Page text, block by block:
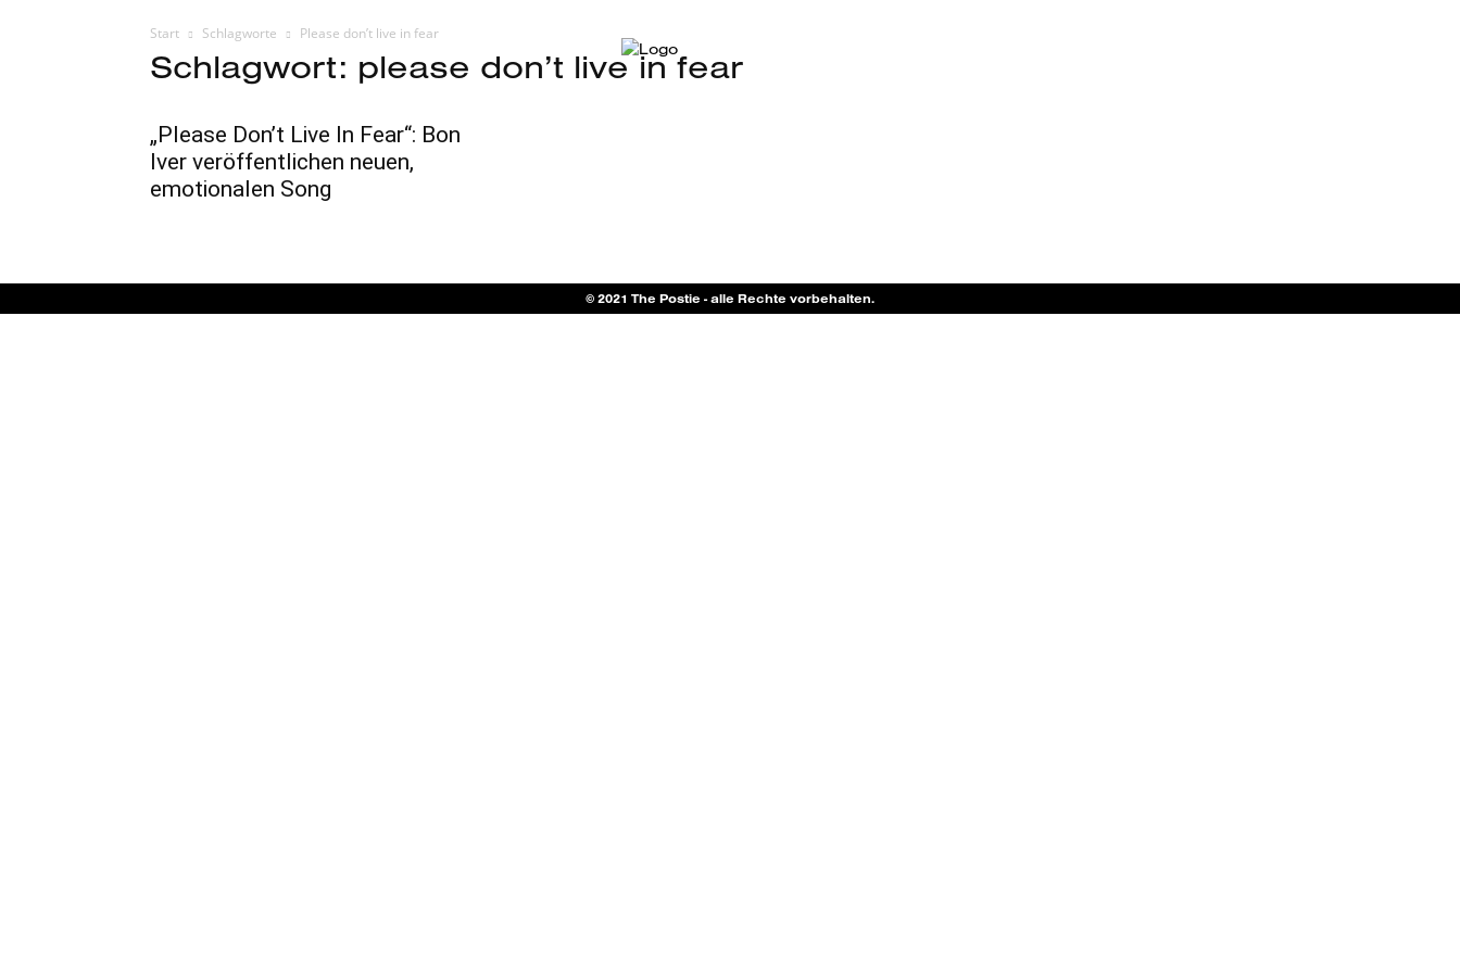
Start Schlagworte Please don’t live in fear
Schlagwort: please don’t live in fear
„Please Don’t Live In Fear“: Bon
Iver veröffentlichen neuen,
emotionalen Song
© 2021 The Postie - alle Rechte vorbehalten.